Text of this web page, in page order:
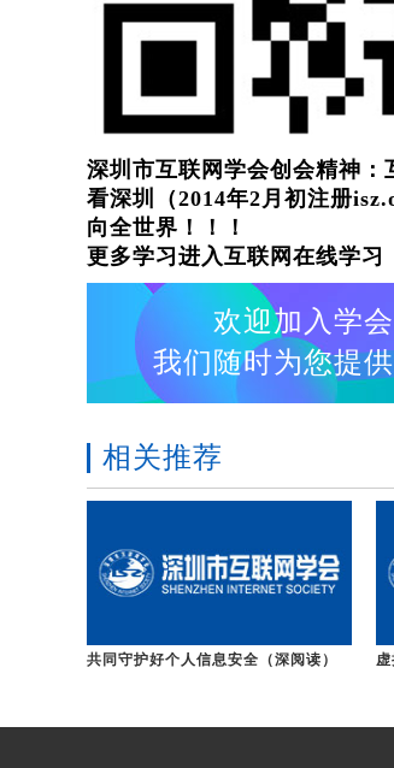
深圳市互联网学会创会精神：
看深圳（2014年2月初注册
向全世界！！！
更多学习进入互联网在线学习
欢迎加入学会
我们随时为您提
相关推荐
共同守护好个人信息安全（深阅读）